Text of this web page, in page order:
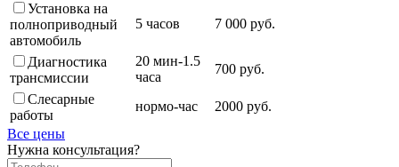
Установка на
полноприводный
автомобиль
5 часов 7 000 руб.
Диагностика
трансмиссии
20 мин-1.5
часа
700 руб.
Слесарные
работы
нормо-час
2000 руб.
Все цены
Нужна консультация?